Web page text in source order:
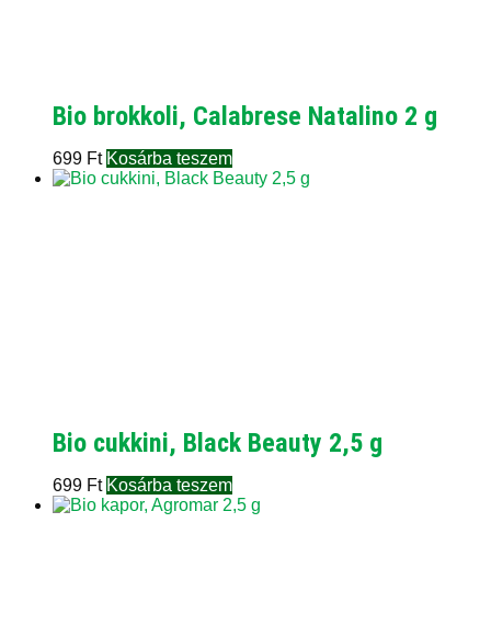
Bio brokkoli, Calabrese Natalino 2 g
699 Ft Kosárba teszem
Bio cukkini, Black Beauty 2,5 g
699 Ft Kosárba teszem